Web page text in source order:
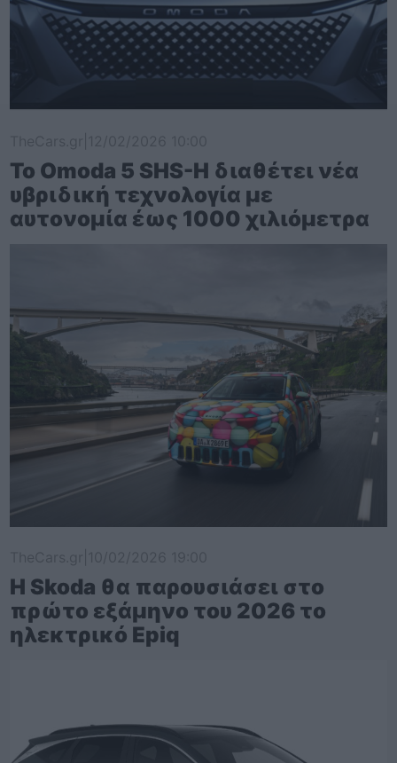
Το Omoda 5 SHS-H διαθέτει νέα
υβριδική τεχνολογία με
αυτονομία έως 1000 χιλιόμετρα
Η Skoda θα παρουσιάσει στο
πρώτο εξάμηνο του 2026 το
ηλεκτρικό Epiq